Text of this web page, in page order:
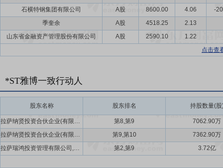
石横特钢集团有限公司
A股 8600.00 4.06
-
季奎余
A股 4518.25
2.13
山东省金融资产管理股份有限公司
A股 2590.10
1.22
点击查
*ST雅博一致行动人
股东名称 股东排名 持股数量(股
拉萨纳贤投资合伙企业(有限合伙),拉萨瑞鸿投资管理有限公司 第8,第9
7062.90万
拉萨纳贤投资合伙企业(有限合伙),拉萨瑞鸿投资管理有限公司
第9,第10
7362.90万
拉萨瑞鸿投资管理有限公司,拉萨纳贤投资合伙企业(有限合伙)
第2,第9 3.72亿